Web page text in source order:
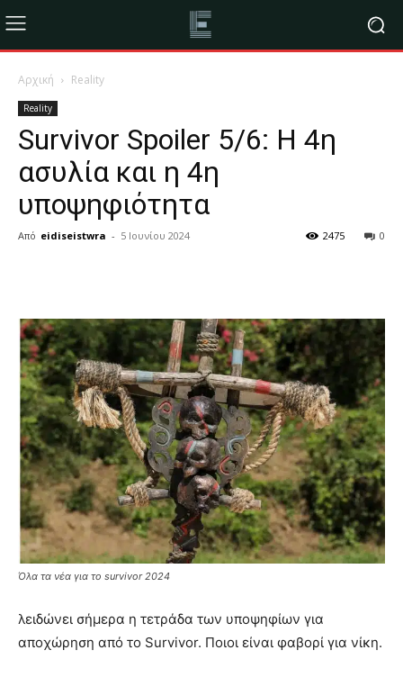
Αρχική Reality
Reality
Survivor Spoiler 5/6: Η 4η
ασυλία και η 4η
υποψηφιότητα
Από eidiseistwra - 5 Ιουνίου 2024 0
2475
Όλα τα νέα για το survivor 2024
λειδώνει σήμερα η τετράδα των υποψηφίων για
αποχώρηση από το Survivor. Ποιοι είναι φαβορί για νίκη.